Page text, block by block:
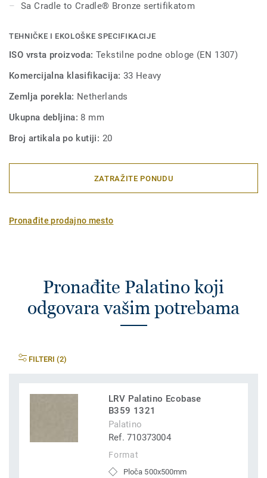
Sa Cradle to Cradle® Bronze sertifikatom
TEHNIČKE I EKOLOŠKE SPECIFIKACIJE
ISO vrsta proizvoda: Tekstilne podne obloge (EN 1307)
Komercijalna klasifikacija: 33 Heavy
Zemlja porekla: Netherlands
Ukupna debljina: 8 mm
Broj artikala po kutiji: 20
ZATRAŽITE PONUDU
Pronađite prodajno mesto
Pronađite Palatino koji
odgovara vašim potrebama
FILTERI (2)
LRV Palatino Ecobase
B359 1321
Palatino
Ref. 710373004
Format
Ploča 500x500mm